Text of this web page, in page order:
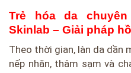
Trẻ hóa da
Skinlab – Giải pháp
Theo thời gian, làn da dần
nếp nhăn, thâm sạm và